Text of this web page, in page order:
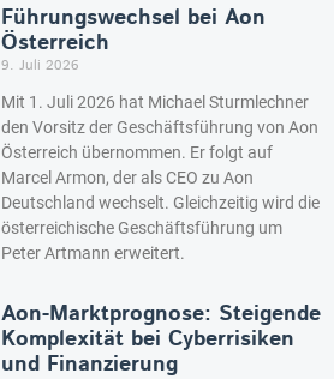
Führungswechsel bei Aon
Österreich
9. Juli 2026
Mit 1. Juli 2026 hat Michael Sturmlechner
den Vorsitz der Geschäftsführung von Aon
Österreich übernommen. Er folgt auf
Marcel Armon, der als CEO zu Aon
Deutschland wechselt. Gleichzeitig wird die
österreichische Geschäftsführung um
Peter Artmann erweitert.
Aon-Marktprognose: Steigende
Komplexität bei Cyberrisiken
und Finanzierung